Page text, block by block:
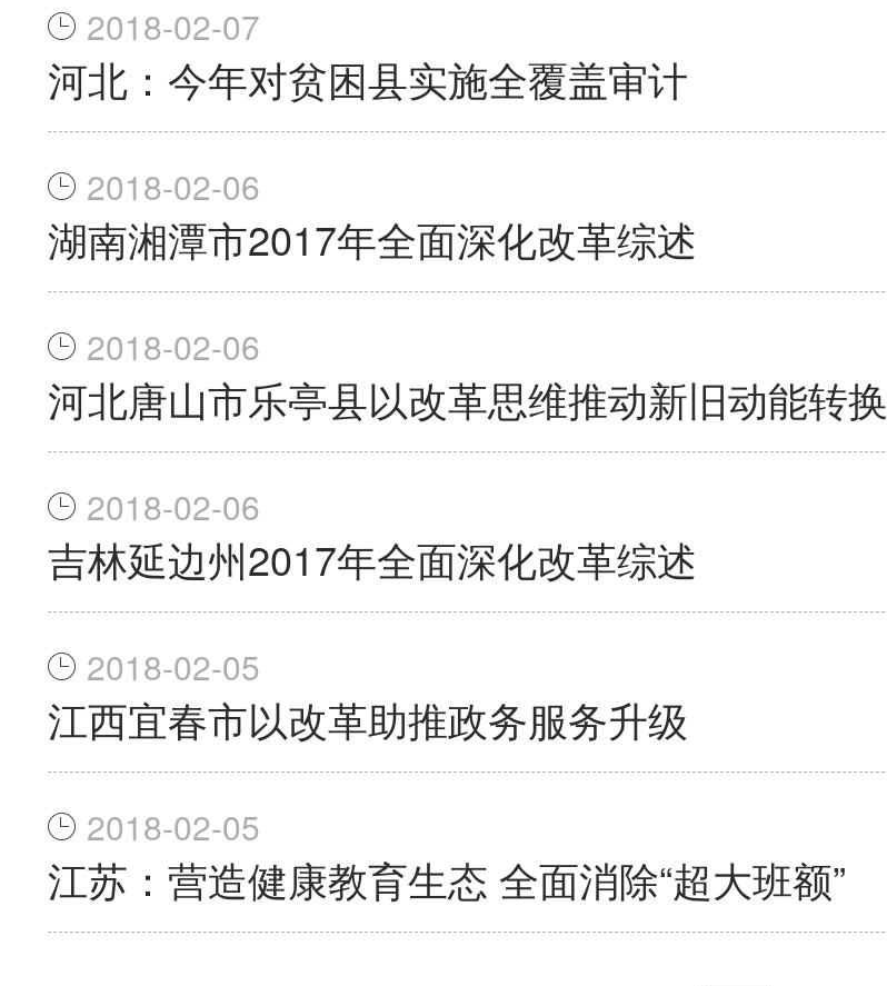
2018-02-07
河北：今年对贫困县实施全覆盖审计
2018-02-06
湖南湘潭市2017年全面深化改革综述
2018-02-06
河北唐山市乐亭县以改革思维推动新旧动能转换
2018-02-06
吉林延边州2017年全面深化改革综述
2018-02-05
江西宜春市以改革助推政务服务升级
2018-02-05
江苏：营造健康教育生态 全面消除“超大班额”